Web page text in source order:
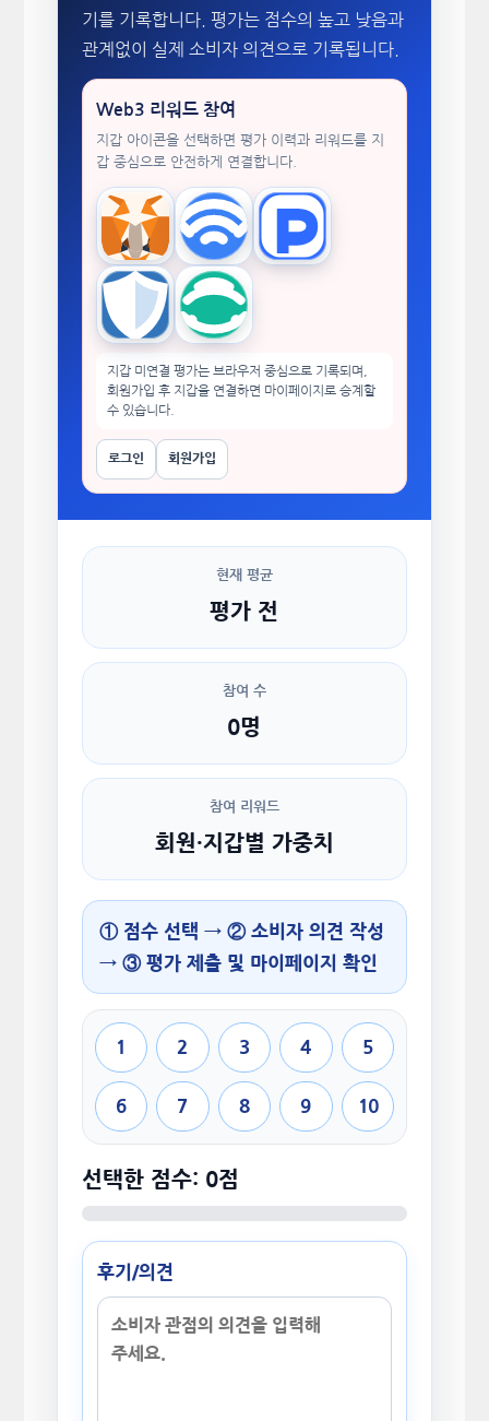
기를 기록합니다. 평가는 점수의 높고 낮음과
관계없이 실제 소비자 의견으로 기록됩니다.
Web3 리워드 참여
지갑 아이콘을 선택하면 평가 이력과 리워드를 지
갑 중심으로 안전하게 연결합니다.
MetaMask WalletConnectTokenPocket
Trust Wallet imToken
지갑 미연결 평가는 브라우저 중심으로 기록되며,
회원가입 후 지갑을 연결하면 마이페이지로 승계할
수 있습니다.
로그인 회원가입
현재 평균
평가 전
참여 수
0명
참여 리워드
회원·지갑별 가중치
① 점수 선택 → ② 소비자 의견 작성
→ ③ 평가 제출 및 마이페이지 확인
1 2 3 4 5
6 7 8 9 10
선택한 점수: 0점
후기/의견